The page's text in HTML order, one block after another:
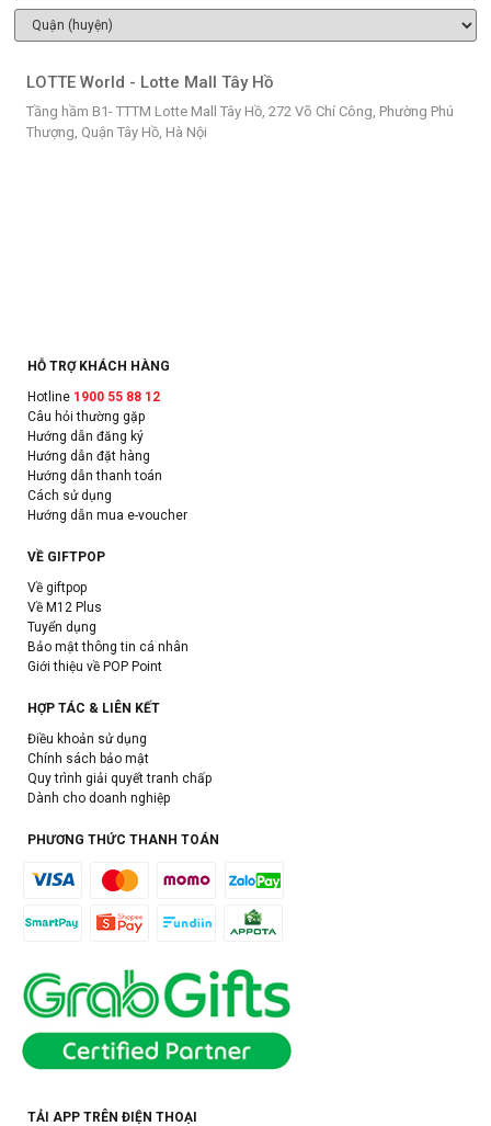
LOTTE World - Lotte Mall Tây Hồ
Tầng hầm B1- TTTM Lotte Mall Tây Hồ, 272 Võ Chí Công, Phường Phú
Thượng, Quận Tây Hồ, Hà Nội
HỖ TRỢ KHÁCH HÀNG
Hotline 1900 55 88 12
Câu hỏi thường gặp
Hướng dẫn đăng ký
Hướng dẫn đặt hàng
Hướng dẫn thanh toán
Cách sử dụng
Hướng dẫn mua e-voucher
VỀ GIFTPOP
Về giftpop
Về M12 Plus
Tuyển dụng
Bảo mật thông tin cá nhân
Giới thiệu về POP Point
HỢP TÁC & LIÊN KẾT
Điều khoản sử dụng
Chính sách bảo mật
Quy trình giải quyết tranh chấp
Dành cho doanh nghiệp
PHƯƠNG THỨC THANH TOÁN
TẢI APP TRÊN ĐIỆN THOẠI